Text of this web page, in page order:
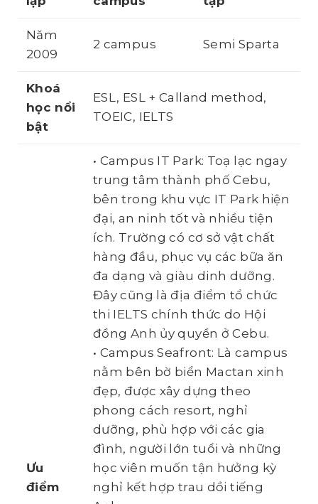
Năm
2009
2 campus Semi Sparta
Khoá
học nổi
bật
ESL, ESL + Calland method,
TOEIC, IELTS
Ưu
điểm
• Campus IT Park: Toạ lạc ngay
trung tâm thành phố Cebu,
bên trong khu vực IT Park hiện
đại, an ninh tốt và nhiều tiện
ích. Trường có cơ sở vật chất
hàng đầu, phục vụ các bữa ăn
đa dạng và giàu dinh dưỡng.
Đây cũng là địa điểm tổ chức
thi IELTS chính thức do Hội
đồng Anh ủy quyền ở Cebu.
• Campus Seafront: Là campus
nằm bên bờ biển Mactan xinh
đẹp, được xây dựng theo
phong cách resort, nghỉ
dưỡng, phù hợp với các gia
đình, người lớn tuổi và những
học viên muốn tận hưởng kỳ
nghỉ kết hợp trau dồi tiếng